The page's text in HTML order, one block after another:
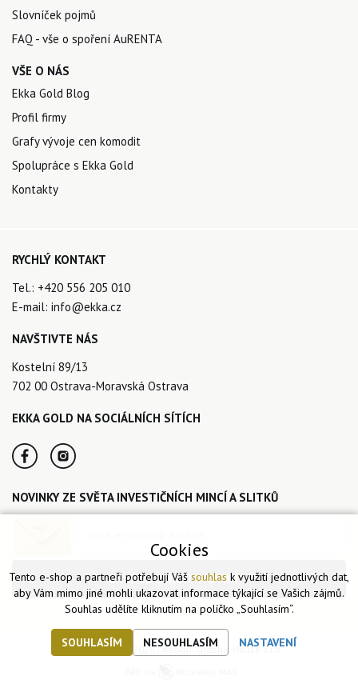
Slovníček pojmů
FAQ - vše o spoření AuRENTA
VŠE O NÁS
Ekka Gold Blog
Profil firmy
Grafy vývoje cen komodit
Spolupráce s Ekka Gold
Kontakty
RYCHLÝ KONTAKT
Tel.: +420 556 205 010
E-mail: info@ekka.cz
NAVŠTIVTE NÁS
Kostelní 89/13
702 00 Ostrava-Moravská Ostrava
EKKA GOLD NA SOCIÁLNÍCH SÍTÍCH
NOVINKY ZE SVĚTA INVESTIČNÍCH MINCÍ A SLITKŮ
CHCI ODEBÍRAT NOVINKY
© Ekka Gold 2026 | design:Graphic House s.r.o.
Cookies
Tento e-shop a partneři potřebují Váš souhlas k využití jednotlivých dat,
aby Vám mimo jiné mohli ukazovat informace týkající se Vašich zájmů.
Souhlas udělíte kliknutím na políčko „Souhlasím“.
SOUHLASÍM NESOUHLASÍM NASTAVENÍ